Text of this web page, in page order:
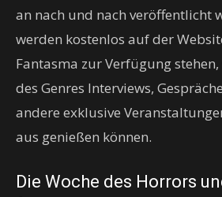
an nach und nach veröffentlicht
werden kostenlos auf der
Fantasma zur Verfügung stehen,
des Genres Interviews,
andere exklusive
aus genießen können.
Die Woche des Horrors